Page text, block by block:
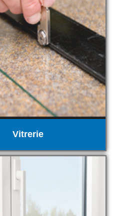
Vitrerie